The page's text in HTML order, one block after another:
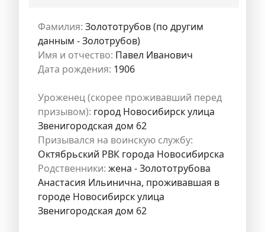
Фамилия: Золототрубов (по другим
данным - Золотрубов)
Имя и отчество: Павел Иванович
Дата рождения: 1906
Уроженец (скорее проживавший перед
призывом): город Новосибирск улица
Звенигородская дом 62
Призывался на воинскую службу:
Октябрьский РВК города Новосибирска
Родственники: жена - Золототрубова
Анастасия Ильинична, проживавшая в
городе Новосибирск улица
Звенигородская дом 62